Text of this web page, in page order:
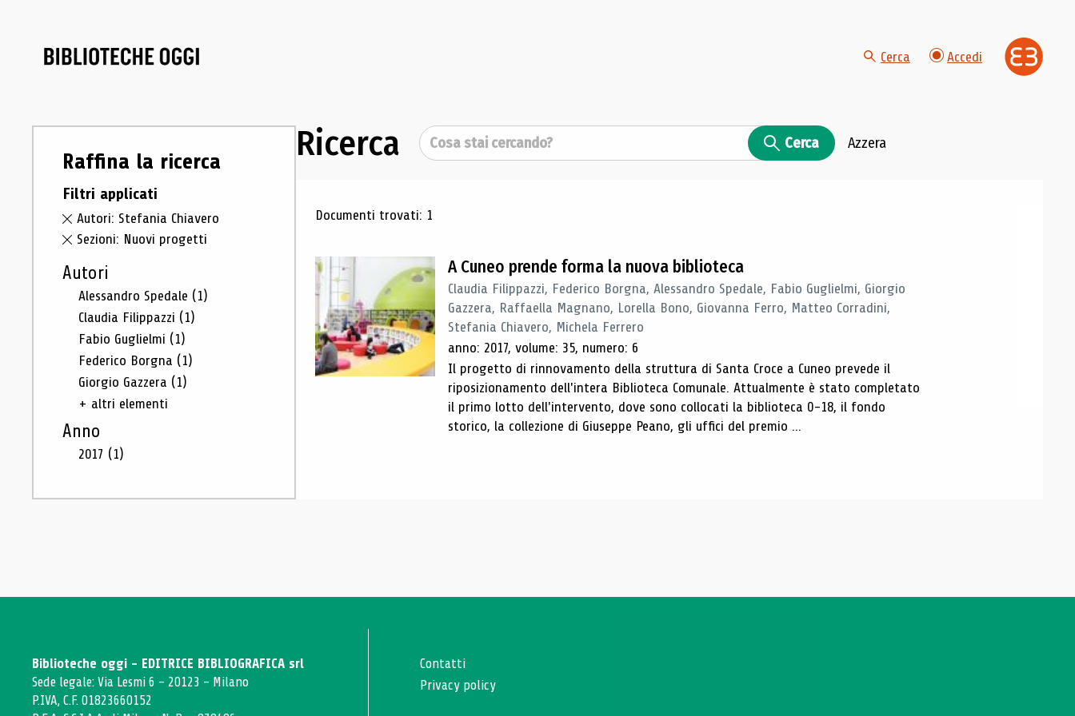
Cerca Accedi
Raffina la ricerca
Filtri applicati
Autori: Stefania Chiavero
Sezioni: Nuovi progetti
Autori
Alessandro Spedale (1)
Claudia Filippazzi (1)
Fabio Guglielmi (1)
Federico Borgna (1)
Giorgio Gazzera (1)
+ altri elementi
Anno
2017 (1)
Ricerca Cerca Cerca Azzera
Risultati di ricerca
Documenti trovati: 1
A Cuneo prende forma la nuova biblioteca
Claudia Filippazzi, Federico Borgna, Alessandro Spedale, Fabio Guglielmi, Giorgio
Gazzera, Raffaella Magnano, Lorella Bono, Giovanna Ferro, Matteo Corradini,
Stefania Chiavero, Michela Ferrero
anno: 2017, volume: 35, numero: 6
Il progetto di rinnovamento della struttura di Santa Croce a Cuneo prevede il
riposizionamento dell'intera Biblioteca Comunale. Attualmente è stato completato
il primo lotto dell'intervento, dove sono collocati la biblioteca 0-18, il fondo
storico, la collezione di Giuseppe Peano, gli uffici del premio ...
Biblioteche oggi - EDITRICE BIBLIOGRAFICA srl
Sede legale: Via Lesmi 6 - 20123 - Milano
P.IVA, C.F. 01823660152
Contatti
Privacy policy